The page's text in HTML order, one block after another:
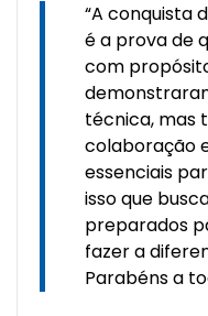
“A conquista
é a prova de
com
técnica, mas
colaboração
essenciais
isso que
preparados
fazer a
Parabéns a